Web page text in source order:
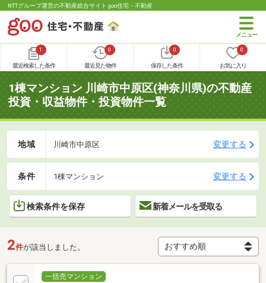
NTTグループ運営の不動産総合サイト goo住宅・不動産
1
最近検索した条件
0
最近見た物件
0
保存した条件
0
お気に入り
1棟マンション 川崎市中原区(神奈川県)の不動産
投資・収益物件・投資物件一覧
地域 川崎市中原区 変更する
条件 1棟マンション 変更する
検索条件を保存 新着メールを受取る
2件が該当しました。
一括売マンション